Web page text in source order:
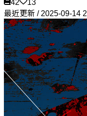
42
13
最近更新 / 2025-09-14